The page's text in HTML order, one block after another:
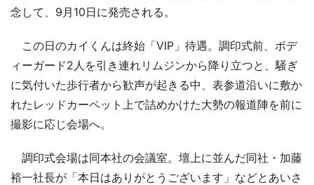
念して、9月10日に発売される。
この日のカイくんは終始「VIP」待遇。調印式前、ボデ
ィーガード2人を引き連れリムジンから降り立つと、騒ぎ
に気付いた歩行者から歓声が起きる中、表参道沿いに敷か
れたレッドカーペット上で詰めかけた大勢の報道陣を前に
撮影に応じ会場へ。
調印式会場は同本社の会議室。壇上に並んだ同社・加藤
裕一社長が「本日はありがとうございます」などとあいさ